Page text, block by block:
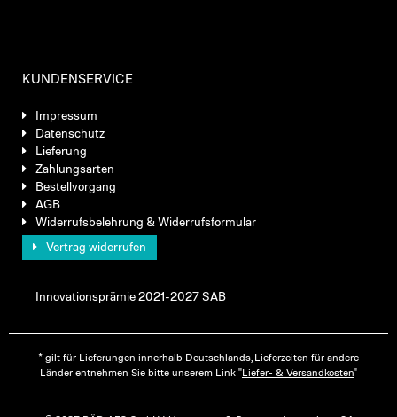
KUNDENSERVICE
Impressum
Datenschutz
Lieferung
Zahlungsarten
Bestellvorgang
AGB
Widerrufsbelehrung & Widerrufsformular
Vertrag widerrufen
Innovationsprämie 2021-2027 SAB
* gilt für Lieferungen innerhalb Deutschlands, Lieferzeiten für andere
Länder entnehmen Sie bitte unserem Link "Liefer- & Versandkosten"